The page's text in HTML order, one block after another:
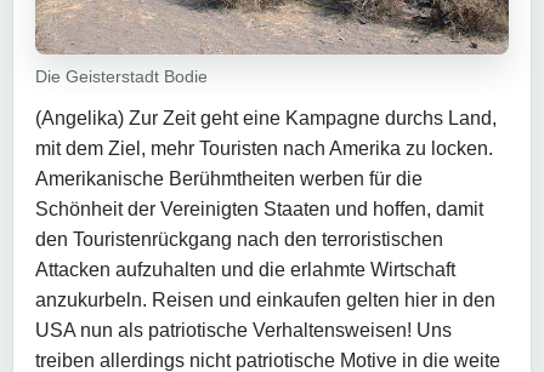
Die Geisterstadt Bodie
(Angelika) Zur Zeit geht eine Kampagne durchs Land,
mit dem Ziel, mehr Touristen nach Amerika zu locken.
Amerikanische Berühmtheiten werben für die
Schönheit der Vereinigten Staaten und hoffen, damit
den Touristenrückgang nach den terroristischen
Attacken aufzuhalten und die erlahmte Wirtschaft
anzukurbeln. Reisen und einkaufen gelten hier in den
USA nun als patriotische Verhaltensweisen! Uns
treiben allerdings nicht patriotische Motive in die weite